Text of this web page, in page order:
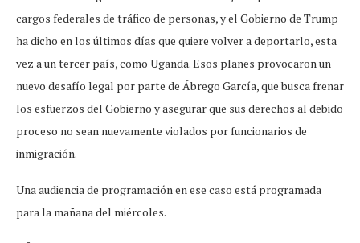
cargos federales de tráfico de personas, y el Gobierno de Trump
ha dicho en los últimos días que quiere volver a deportarlo, esta
vez a un tercer país, como Uganda. Esos planes provocaron un
nuevo desafío legal por parte de Ábrego García, que busca frenar
los esfuerzos del Gobierno y asegurar que sus derechos al debido
proceso no sean nuevamente violados por funcionarios de
inmigración.
Una audiencia de programación en ese caso está programada
para la mañana del miércoles.